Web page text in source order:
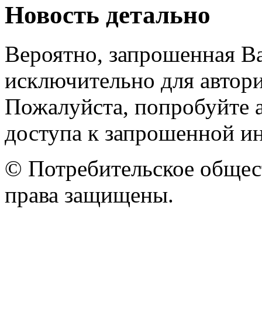
Новость детально
Вероятно, запрошенная
исключительно для
Пожалуйста, попробуйте
доступа к запрошенной
© Потребительское
права защищены.